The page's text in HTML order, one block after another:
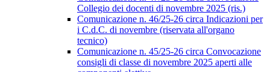
Collegio dei docenti di novembre 2025 (ris.)
Comunicazione n. 46/25-26 circa Indicazioni per
i C.d.C. di novembre (riservata all'organo
tecnico)
Comunicazione n. 45/25-26 circa Convocazione
consigli di classe di novembre 2025 aperti alle